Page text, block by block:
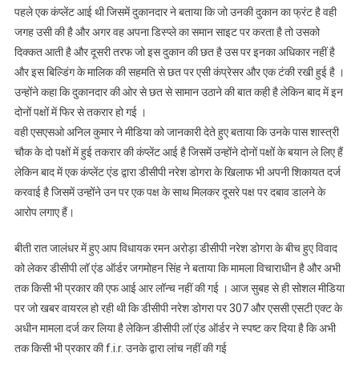
पहले एक कंप्लेंट आई थी जिसमें दुकानदार ने बताया कि जो उनकी दुकान का फ्रंट है वही
जगह उसी की है और अगर वह अपना डिस्प्ले का समान साइट पर करता है तो उसको
दिक्कत आती है और दूसरी तरफ जो इस दुकान की छत है उस पर इनका अधिकार नहीं है
और इस बिल्डिंग के मालिक की सहमति से छत पर एसी कंप्रेसर और एक टंकी रखी हुई है ।
उन्होंने कहा कि दुकानदार की ओर से छत से सामान उठाने की बात कही है लेकिन बाद में इन
दोनों पक्षों में फिर से तकरार हो गई ।
वही एसएसओ अनिल कुमार ने मीडिया को जानकारी देते हुए बताया कि उनके पास शास्त्री
चौक के दो पक्षों में हुई तकरार की कंप्लेंट आई है जिसमें उन्होंने दोनों पक्षों के बयान ले लिए हैं
लेकिन बाद में एक कंप्लेंट एंड द्वारा डीसीपी नरेश डोगरा के खिलाफ भी अपनी शिकायत दर्ज
करवाई है जिसमें उन्होंने उन पर एक पक्ष के साथ मिलकर दूसरे पक्ष पर दबाव डालने के
आरोप लगाए हैं।
बीती रात जालंधर में हुए आप विधायक रमन अरोड़ा डीसीपी नरेश डोगरा के बीच हुए विवाद
को लेकर डीसीपी लॉ एंड ऑर्डर जगमोहन सिंह ने बताया कि मामला विचाराधीन है और अभी
तक किसी भी प्रकार की एफ आई आर लॉन्च नहीं की गई । आज सुबह से ही सोशल मीडिया
पर जो खबर वायरल हो रही थी कि डीसीपी नरेश डोगरा पर 307 और एससी एसटी एक्ट के
अधीन मामला दर्ज कर लिया है लेकिन डीसीपी लॉ एंड ऑर्डर ने स्पष्ट कर दिया है कि अभी
तक किसी भी प्रकार की f.i.r. उनके द्वारा लांच नहीं की गई